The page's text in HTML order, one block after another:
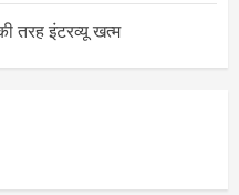
तरह इंटरव्यू खत्म